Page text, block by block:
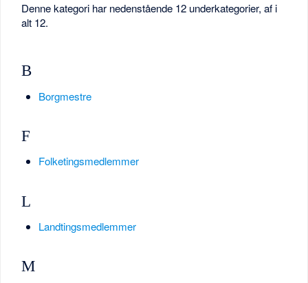
Denne kategori har nedenstående 12 underkategorier, af i
alt 12.
B
Borgmestre
F
Folketingsmedlemmer
L
Landtingsmedlemmer
M